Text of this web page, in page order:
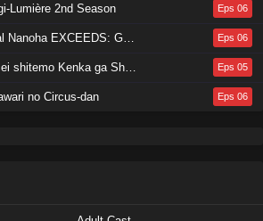
Lumière 2nd Season Eps 06
Gun Blaze Vengeance Eps 06
shitemo Kenka ga Shitai Eps 05
no Circus-dan Eps 06